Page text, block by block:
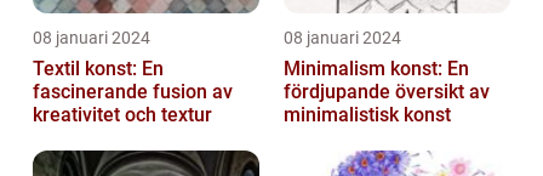
08 januari 2024
Textil konst: En
fascinerande fusion av
kreativitet och textur
08 januari 2024
Minimalism konst: En
fördjupande översikt av
minimalistisk konst